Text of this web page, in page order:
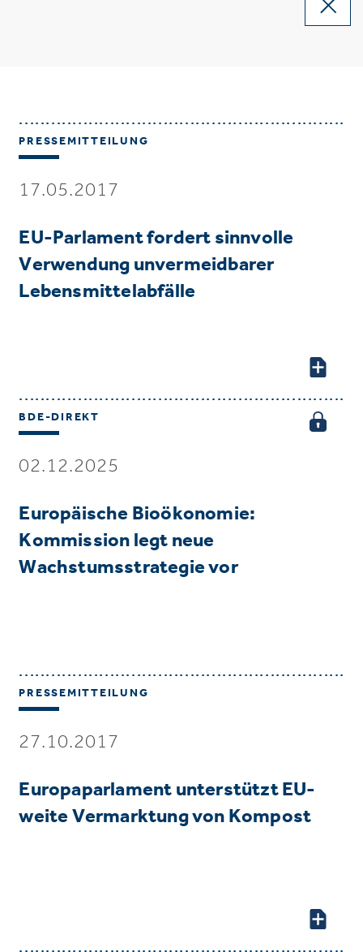
PRESSEMITTEILUNG
17.05.2017
EU-Parlament fordert sinnvolle
Verwendung unvermeidbarer
Lebensmittelabfälle
BDE-DIREKT
02.12.2025
Europäische Bioökonomie:
Kommission legt neue
Wachstumsstrategie vor
PRESSEMITTEILUNG
27.10.2017
Europaparlament unterstützt EU-
weite Vermarktung von Kompost